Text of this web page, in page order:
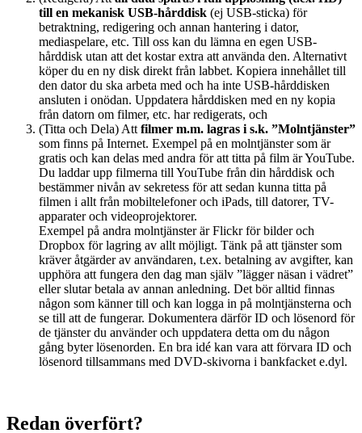
till en mekanisk USB-hårddisk (ej USB-sticka) för
betraktning, redigering och annan hantering i dator,
mediaspelare, etc. Till oss kan du lämna en egen USB-
hårddisk utan att det kostar extra att använda den. Alternativt
köper du en ny disk direkt från labbet. Kopiera innehållet till
den dator du ska arbeta med och ha inte USB-hårddisken
ansluten i onödan. Uppdatera hårddisken med en ny kopia
från datorn om filmer, etc. har redigerats, och
(Titta och Dela) Att filmer m.m. lagras i s.k. ”Molntjänster”
som finns på Internet. Exempel på en molntjänster som är
gratis och kan delas med andra för att titta på film är YouTube.
Du laddar upp filmerna till YouTube från din hårddisk och
bestämmer nivån av sekretess för att sedan kunna titta på
filmen i allt från mobiltelefoner och iPads, till datorer, TV-
apparater och videoprojektorer.
Exempel på andra molntjänster är Flickr för bilder och
Dropbox för lagring av allt möjligt. Tänk på att tjänster som
kräver åtgärder av användaren, t.ex. betalning av avgifter, kan
upphöra att fungera den dag man själv ”lägger näsan i vädret”
eller slutar betala av annan anledning. Det bör alltid finnas
någon som känner till och kan logga in på molntjänsterna och
se till att de fungerar. Dokumentera därför ID och lösenord för
de tjänster du använder och uppdatera detta om du någon
gång byter lösenorden. En bra idé kan vara att förvara ID och
lösenord tillsammans med DVD-skivorna i bankfacket e.dyl.
Redan överfört?